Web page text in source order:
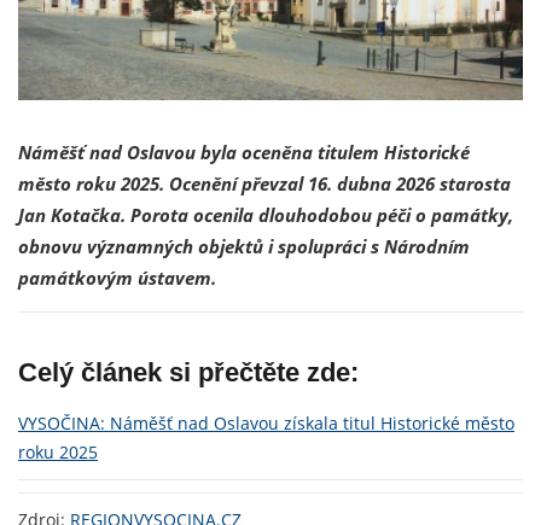
Náměšť nad Oslavou byla oceněna titulem Historické
město roku 2025. Ocenění převzal 16. dubna 2026 starosta
Jan Kotačka. Porota ocenila dlouhodobou péči o památky,
obnovu významných objektů i spolupráci s Národním
památkovým ústavem.
Celý článek si přečtěte zde:
VYSOČINA: Náměšť nad Oslavou získala titul Historické město
roku 2025
Zdroj: REGIONVYSOCINA.CZ